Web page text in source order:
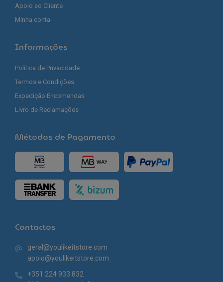
Apoio ao Cliente
Minha conta
Informações
Política de Privacidade
Termos e Condições
Expedição Encomendas
Livro de Reclamações
Métodos de Pagamento
Contactos
geral@youlikeitstore.com
apoio@youlikeitstore.com
+351 224 933 832